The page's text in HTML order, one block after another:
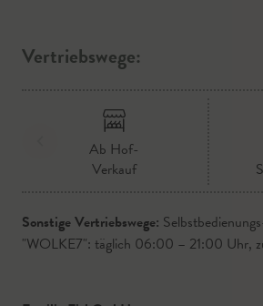
Vertriebswege:
Ab Hof-
Verkauf
Sonstige Vertriebswege:
"WOLKE7": täglich 06:00 – 21:00 Uhr,